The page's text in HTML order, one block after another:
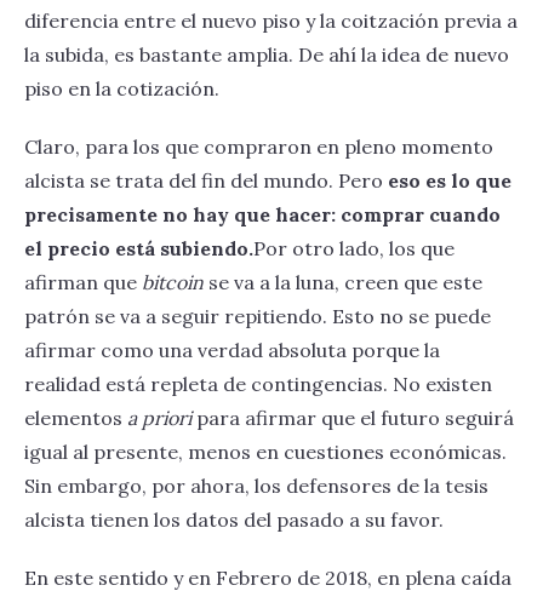
diferencia entre el nuevo piso y la coitzación previa a
la subida, es bastante amplia. De ahí la idea de nuevo
piso en la cotización.
Claro, para los que compraron en pleno momento
alcista se trata del fin del mundo. Pero eso es lo que
precisamente no hay que hacer: comprar cuando
el precio está subiendo.Por otro lado, los que
afirman que bitcoin se va a la luna, creen que este
patrón se va a seguir repitiendo. Esto no se puede
afirmar como una verdad absoluta porque la
realidad está repleta de contingencias. No existen
elementos a prioripara afirmar que el futuro seguirá
igual al presente, menos en cuestiones económicas.
Sin embargo, por ahora, los defensores de la tesis
alcista tienen los datos del pasado a su favor.
En este sentido y en Febrero de 2018, en plena caída